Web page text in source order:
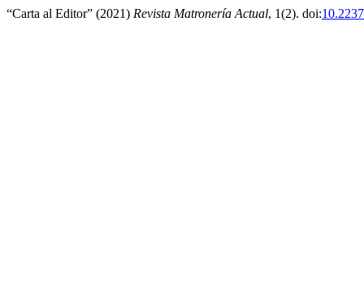
“Carta al Editor” (2021) Revista Matronería Actual, 1(2). doi: